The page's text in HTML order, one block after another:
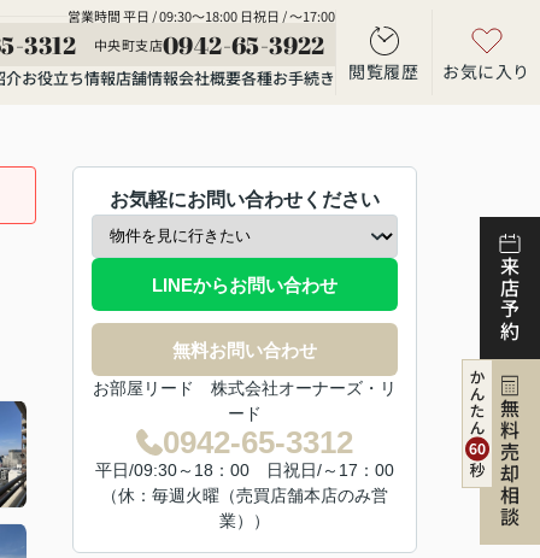
営業時間 平日 / 09:30～18:00 日祝日 / ～17:00
3312 中央町支店0942-65-3922
介お役立ち情報店舗情報会社概要各種お手続き 閲覧履歴 お気に入り
来店予約
無料売却相談
お気軽にお問い合わせください
LINEからお問い合わせ
無料お問い合わせ
お部屋リード 株式会社オーナーズ・リ
ード
0942-65-3312
平日/09:30～18：00 日祝日/～17：00
（休：毎週火曜（売買店舗本店のみ営
業））